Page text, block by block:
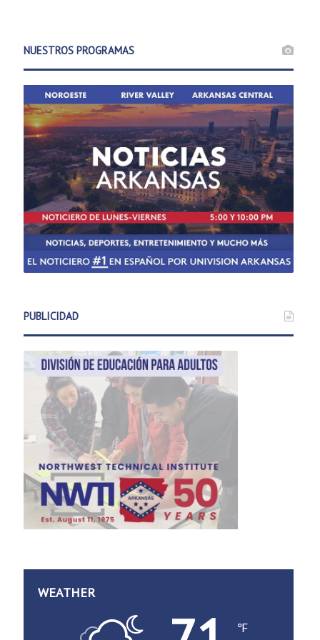
NUESTROS PROGRAMAS
PUBLICIDAD
WEATHER
℉